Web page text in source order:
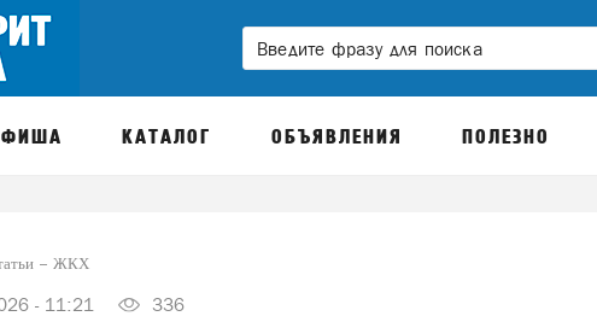
КАТАЛОГ ОБЪЯВЛЕНИЯ ПОЛЕЗНО
ЖКХ
- 11:21 336